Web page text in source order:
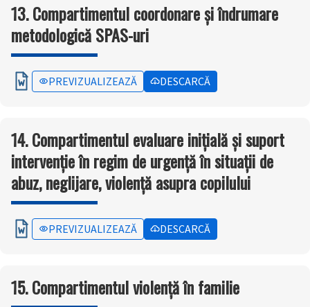
13. Compartimentul coordonare și îndrumare
metodologică SPAS-uri
PREVIZUALIZEAZĂ DESCARCĂ
14. Compartimentul evaluare inițială și suport
intervenție în regim de urgență în situații de
abuz, neglijare, violență asupra copilului
PREVIZUALIZEAZĂ DESCARCĂ
15. Compartimentul violență în familie